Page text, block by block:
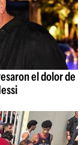
el dolor de